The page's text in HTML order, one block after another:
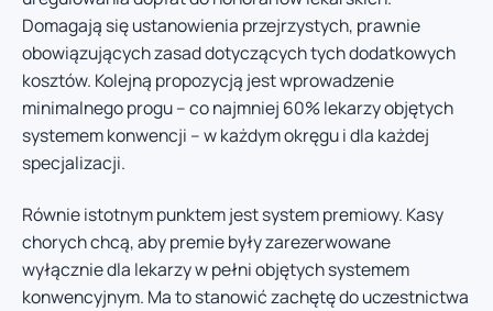
Domagają się ustanowienia przejrzystych, prawnie
obowiązujących zasad dotyczących tych dodatkowych
kosztów. Kolejną propozycją jest wprowadzenie
minimalnego progu – co najmniej 60% lekarzy objętych
systemem konwencji – w każdym okręgu i dla każdej
specjalizacji.
Równie istotnym punktem jest system premiowy. Kasy
chorych chcą, aby premie były zarezerwowane
wyłącznie dla lekarzy w pełni objętych systemem
konwencyjnym. Ma to stanowić zachętę do uczestnictwa